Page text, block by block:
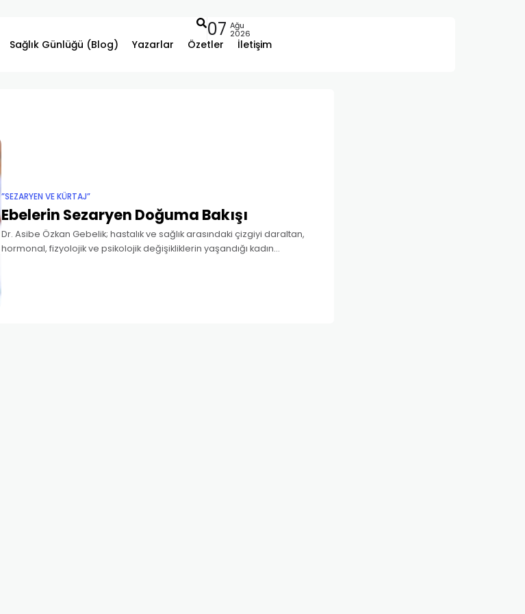
Sağlık Günlüğü (Blog) Yazarlar Özetler İletişim
07 Ağu
2026
”SEZARYEN VE KÜRTAJ”
Ebelerin Sezaryen Doğuma Bakışı
Dr. Asibe Özkan Gebelik; hastalık ve sağlık arasındaki çizgiyi daraltan,
hormonal, fizyolojik ve psikolojik değişikliklerin yaşandığı kadın